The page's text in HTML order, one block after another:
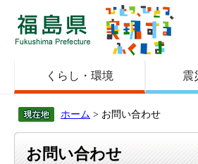
福島県
くらし・環境 震
ホーム > お問い合わせ
お問い合わせ